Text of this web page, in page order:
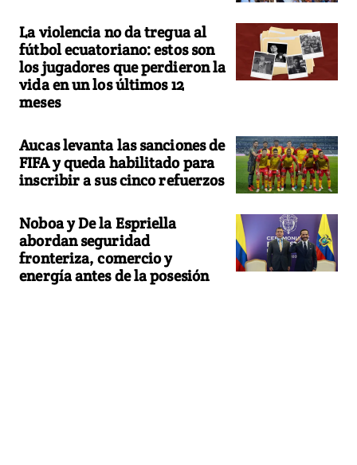
La violencia no da tregua al
fútbol ecuatoriano: estos son
los jugadores que perdieron la
vida en un los últimos 12
meses
Aucas levanta las sanciones de
FIFA y queda habilitado para
inscribir a sus cinco refuerzos
Noboa y De la Espriella
abordan seguridad
fronteriza, comercio y
energía antes de la posesión